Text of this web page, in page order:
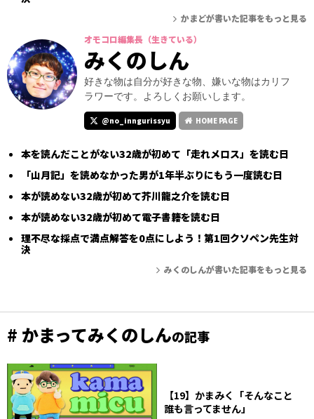
かまどが書いた記事をもっと見る
オモコロ編集長（生きている）
みくのしん
好きな物は自分が好きな物、嫌いな物はカリフ
ラワーです。よろしくお願いします。
@no_inngurissyu HOME PAGE
本を読んだことがない32歳が初めて「走れメロス」を読む日
「山月記」を読めなかった男が1年半ぶりにもう一度読む日
本が読めない32歳が初めて芥川龍之介を読む日
本が読めない32歳が初めて電子書籍を読む日
理不尽な採点で満点解答を0点にしよう！第1回クソペン先生対
決
みくのしんが書いた記事をもっと見る
# かまってみくのしんの記事
【19】かまみく「そんなこと
誰も言ってません」